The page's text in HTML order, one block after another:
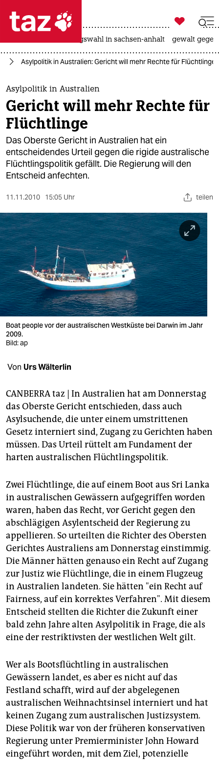
 taz zahl ich
taz zahl ich
themen
politik
öko
gesellschaft
kultur
sport
berlin
nord
wahrheit
verlag
verlag
veranstaltungen
shop
fragen & hilfe
abo
genossenschaft
epaper login

taz zahl ich
landtagswahl in sachsen-anhalt gewalt
Asylpolitik in Australien: Gericht will mehr Rechte für Flüchtlinge
Asylpolitik in Australien
Gericht will mehr Rechte für
Flüchtlinge
Das Oberste Gericht in Australien hat ein
entscheidendes Urteil gegen die rigide australische
Flüchtlingspolitik gefällt. Die Regierung will den
Entscheid anfechten.
11.11.2010 15:05 Uhr teilen
Boat people vor der australischen Westküste bei Darwin im Jahr
2009.
Bild: ap
Von Urs Wälterlin
CANBERRA taz | In Australien hat am Donnerstag
das Oberste Gericht entschieden, dass auch
Asylsuchende, die unter einem umstrittenen
Gesetz interniert sind, Zugang zu Gerichten haben
müssen. Das Urteil rüttelt am Fundament der
harten australischen Flüchtlingspolitik.
Zwei Flüchtlinge, die auf einem Boot aus Sri Lanka
in australischen Gewässern aufgegriffen worden
waren, haben das Recht, vor Gericht gegen den
abschlägigen Asylentscheid der Regierung zu
appellieren. So urteilten die Richter des Obersten
Gerichtes Australiens am Donnerstag einstimmig.
Die Männer hätten genauso ein Recht auf Zugang
zur Justiz wie Flüchtlinge, die in einem Flugzeug
in Australien landeten. Sie hätten "ein Recht auf
Fairness, auf ein korrektes Verfahren". Mit diesem
Entscheid stellten die Richter die Zukunft einer
bald zehn Jahre alten Asylpolitik in Frage, die als
eine der restriktivsten der westlichen Welt gilt.
Wer als Bootsflüchtling in australischen
Gewässern landet, es aber es nicht auf das
Festland schafft, wird auf der abgelegenen
australischen Weihnachtsinsel interniert und hat
keinen Zugang zum australischen Justizsystem.
Diese Politik war von der früheren konservativen
Regierung unter Premierminister John Howard
eingeführt worden, mit dem Ziel, potenzielle